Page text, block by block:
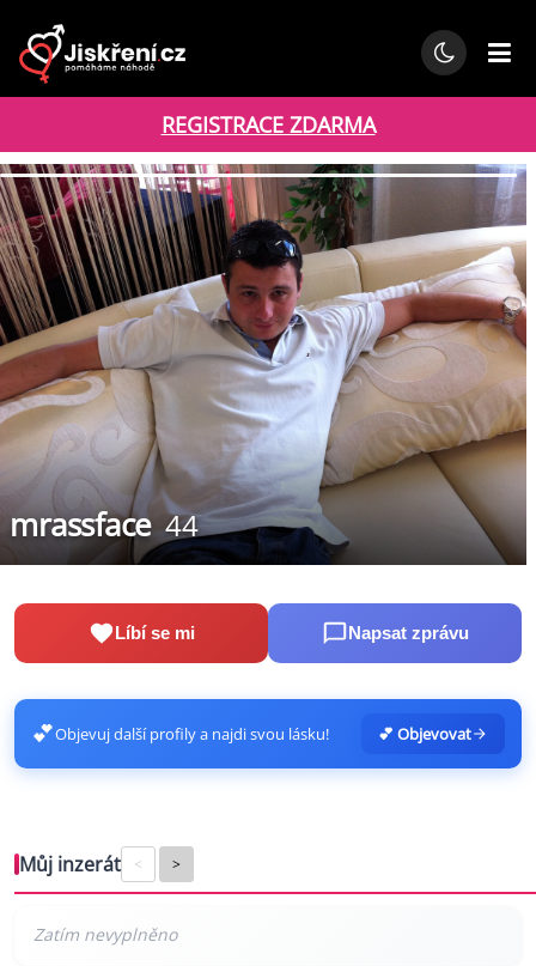
REGISTRACE ZDARMA
mrassface 44
Líbí se mi Napsat zprávu
💕Objevuj další profily a najdi svou lásku! 💕 Objevovat
Můj inzerát < >